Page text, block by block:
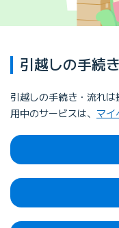
引越しの手続き
引越しの手続き・流れ
用中のサービスは、 マイ